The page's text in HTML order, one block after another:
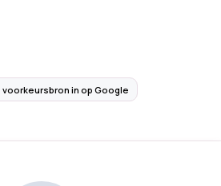
in op Google